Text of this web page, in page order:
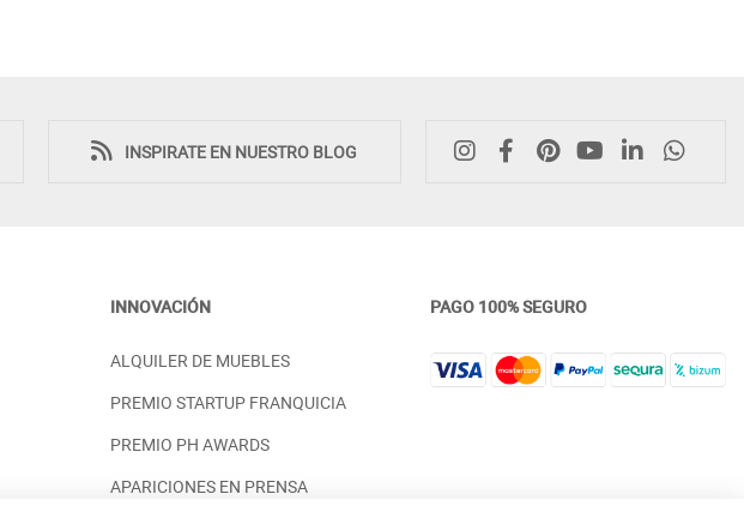
Y VITRINA
CRISTAL PARA SALÓN COMEDOR
PRECIO DESDE: 1.598,00 €
SALONES Y OFICNAS EN
NATURAL
INSPIRATE EN NUESTRO BLOG
INNOVACIÓN
ALQUILER DE MUEBLES
PREMIO STARTUP FRANQUICIA
PREMIO PH AWARDS
APARICIONES EN PRENSA
PAGO 100% SEGURO